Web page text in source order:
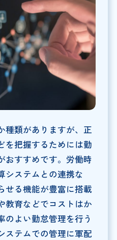
種類がありますが、正
を把握するためには勤
おすすめです。労働時
システムとの連携な
せる機能が豊富に搭載
教育などでコストはか
のよい勤怠管理を行う
ステムでの管理に軍配